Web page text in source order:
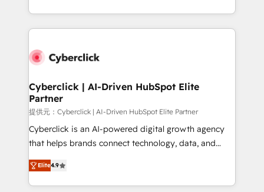
America. From casual user to super fan: make
Canada, we’ve delivered thousands of successful
HubSpot projects for mid-market and enterprise
combine HubSpot, data, and AI to design connected
and technology for predictable, scalable revenue
growth. Our expertise spans RevOps, CRM and data
architecture, AI enablement, and strategic marketing,
delivered through our proprietary FLAIR framework
for responsible AI adoption. As a HubSpot Elite
we blend strategy, creativity, and technology to help
organisations scale smarter and grow stronger.
Cyberclick | AI-Driven HubSpot Elite
Partner
提供元：Cyberclick | AI-Driven HubSpot Elite Partner
Cyberclick is an AI-powered digital growth agency
that helps brands connect technology, data, and
creativity to achieve measurable results. Founded in
Barcelona and operating across Spain, LATAM, and
the UK, we support global companies in building
Elite4.9